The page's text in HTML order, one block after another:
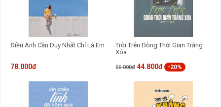
Điều Anh Cần Duy Nhất Chỉ Là Em
78.000đ
Trôi Trên Dòng Thời Gian Trắng
Xóa
56.000đ 44.800đ -20%